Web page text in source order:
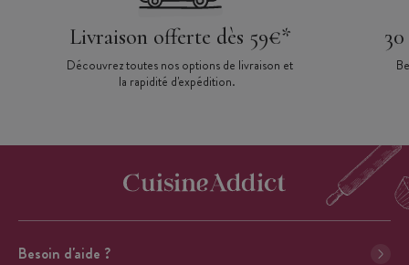
Livraison offerte dès 59€*
Découvrez toutes nos options de livraison et
la rapidité d'expédition.
Besoin d'aide ?